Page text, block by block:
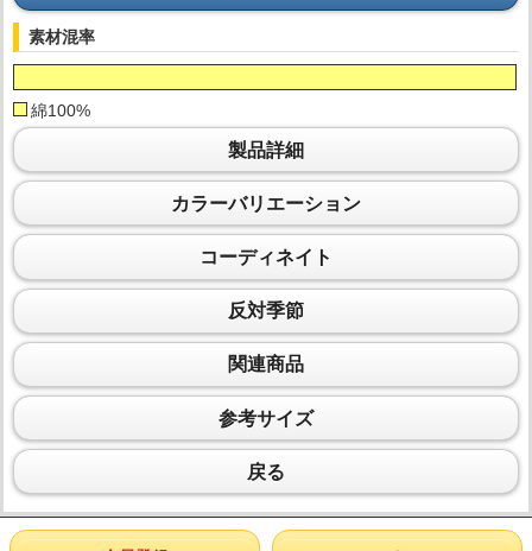
素材混率
綿100%
製品詳細
カラーバリエーション
コーディネイト
反対季節
関連商品
参考サイズ
戻る